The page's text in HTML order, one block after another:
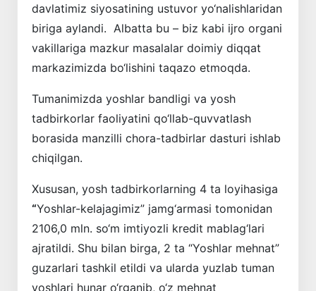
davlatimiz siyosatining ustuvor yo‘nalishlaridan
biriga aylandi. Albatta bu – biz kabi ijro organi
vakillariga mazkur masalalar doimiy diqqat
markazimizda bo‘lishini taqazo etmoqda.
Tumanimizda yoshlar bandligi va yosh
tadbirkorlar faoliyatini qo‘llab-quvvatlash
borasida manzilli chora-tadbirlar dasturi ishlab
chiqilgan.
Xususan, yosh tadbirkorlarning 4 ta loyihasiga
“Yoshlar-kelajagimiz” jamg‘armasi tomonidan
2106,0 mln. so‘m imtiyozli kredit mablag‘lari
ajratildi. Shu bilan birga, 2 ta “Yoshlar mehnat”
guzarlari tashkil etildi va ularda yuzlab tuman
yoshlari hunar o‘rganib, o‘z mehnat